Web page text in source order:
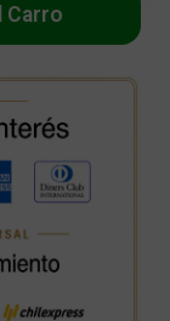
Carro